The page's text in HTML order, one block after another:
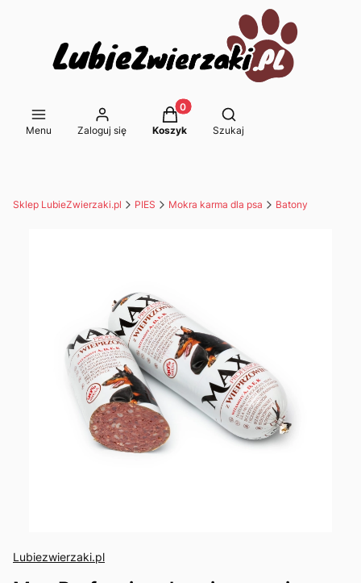
Menu Zaloguj się
Produkty w koszyku: 0. Zobacz
Koszyk
Otwórz wyszukiwarkę
Szukaj
Sklep LubieZwierzaki.pl PIES Mokra karma dla psa Batony
Lubiezwierzaki.pl